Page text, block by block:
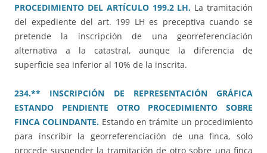
PROCEDIMIENTO DEL ARTÍCULO 199.2 LH. La tramitación
del expediente del art. 199 LH es preceptiva cuando se
pretende la inscripción de una georreferenciación
alternativa a la catastral, aunque la diferencia de
superficie sea inferior al 10% de la inscrita.
234.** INSCRIPCIÓN DE REPRESENTACIÓN GRÁFICA
ESTANDO PENDIENTE OTRO PROCEDIMIENTO SOBRE
FINCA COLINDANTE. Estando en trámite un procedimiento
para inscribir la georreferenciación de una finca, solo
procede suspender la tramitación de otro sobre una finca